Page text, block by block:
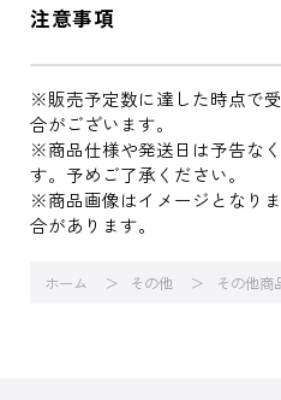
注意事項
※販売予定数に達した時点で
合がございます。
※商品仕様や発送日は予告な
す。予めご了承ください。
※商品画像はイメージとなり
合があります。
ホーム その他 その他商